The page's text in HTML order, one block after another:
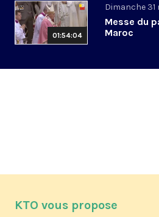
01:54:04
Dimanche 31
Messe du
Maroc
KTO vous propose